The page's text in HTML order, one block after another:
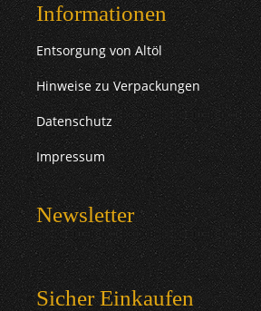
Informationen
Entsorgung von Altöl
Hinweise zu Verpackungen
Datenschutz
Impressum
Newsletter
Sicher Einkaufen